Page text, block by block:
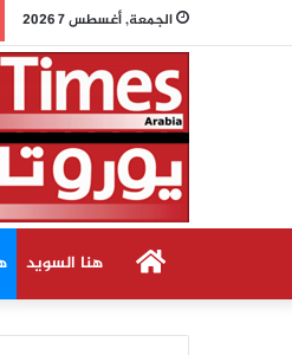
الجمعة, أغسطس 7 2026
الرئيسيةهنا السويد